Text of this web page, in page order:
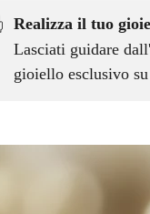
Realizza il tuo
Lasciati guidare
gioiello esclusivo